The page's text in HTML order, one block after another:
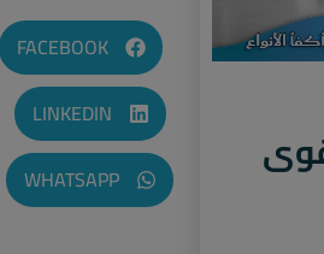
FACEBOOK
LINKEDIN
WHATSAPP